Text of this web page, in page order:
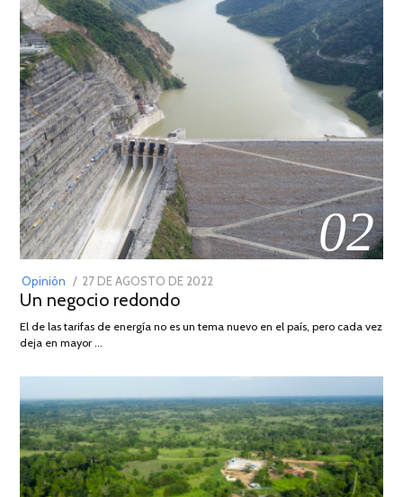
02
Opinión
POSTED
ON
27 DE AGOSTO DE 2022
DE
Un negocio redondo
El de las tarifas de energía no es un tema nuevo en el país, pero cada vez
deja en mayor …